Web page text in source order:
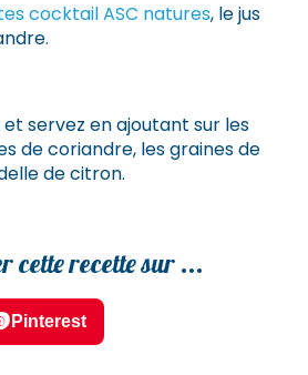
cocktail ASC natures, le jus
et servez en ajoutant sur les
de coriandre, les graines de
de citron.
cette recette sur ...
Pinterest